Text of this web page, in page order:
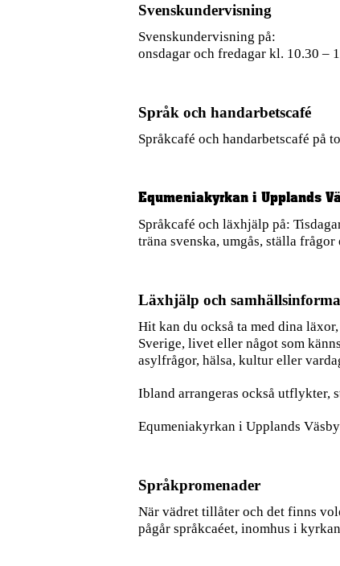
Svenskundervisning
Svenskundervisning på:
onsdagar och fredagar kl. 10.30 –
Språk och handarbetscafé
Språkcafé och handarbetscafé på
Equmeniakyrkan i Upplands
Språkcafé och läxhjälp på:
träna svenska, umgås, ställa
Läxhjälp och
Hit kan du också ta med dina
Sverige, livet eller något som
asylfrågor, hälsa, kultur eller
Ibland arrangeras också utflykter,
Equmeniakyrkan i Upplands Väsby
Språkpromenader
När vädret tillåter och det finns
pågår språkcaéet, inomhus i